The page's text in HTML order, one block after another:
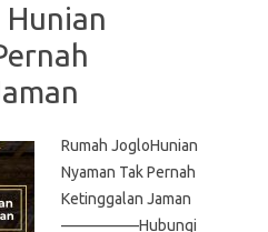
Hunian
Rumah JogloHunian
Nyaman Tak Pernah
Ketinggalan Jaman
—————Hubungi